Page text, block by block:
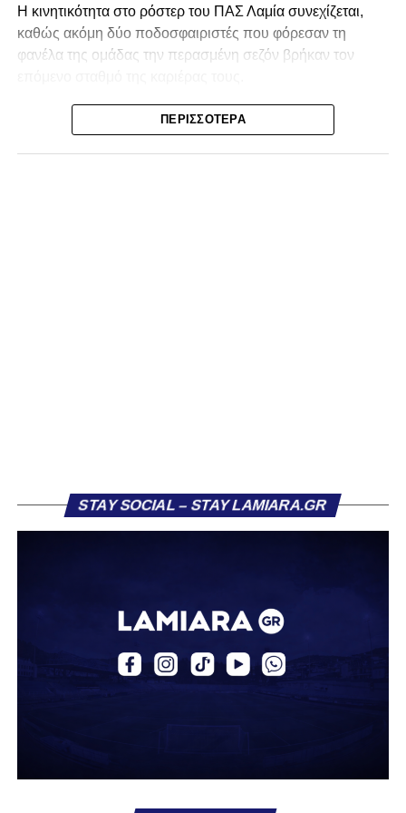
Η κινητικότητα στο ρόστερ του ΠΑΣ Λαμία συνεχίζεται,
καθώς ακόμη δύο ποδοσφαιριστές που φόρεσαν τη
φανέλα της ομάδας την περασμένη σεζόν βρήκαν τον
Ο λόγος για τον Βασίλη Τρούμπουλο και τον Χρυσόστομο
Στάγκο, οι οποίοι θα συνεχίσουν μαζί την ποδοσφαιρική
«Ο Α.Ο. Σαρωνικός Αναβύσσου ανακοινώνει την
περσινή σεζόν πραγματοποίησε γεμάτη χρονιά στη Γ’
Στο παρελθόν αγωνίστηκε στην ΑΕΚ Β’, με την οποία
κατέγραψε 10 συμμετοχές στη Super League 2, καθώς
επίσης σε Εθνικό και Ζάκυνθο. Ξεκίνησε την καριέρα του
ΠΕΡΙΣΣΌΤΕΡΑ
STAY SOCIAL – STAY LAMIARA.GR